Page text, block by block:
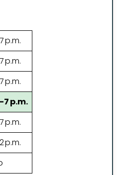
p.m.
p.m.
p.m.
p.m.
p.m.
p.m.